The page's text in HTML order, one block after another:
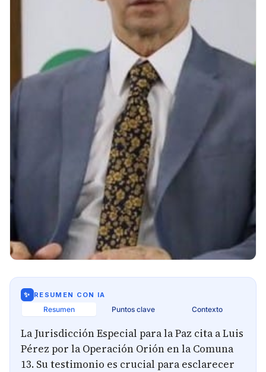
✨ RESUMEN CON IA
Resumen Puntos clave Contexto
La Jurisdicción Especial para la Paz cita a Luis
Pérez por la Operación Orión en la Comuna
13. Su testimonio es crucial para esclarecer